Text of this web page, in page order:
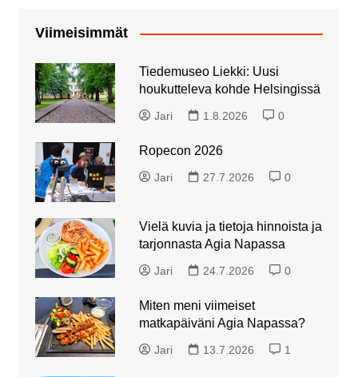
Viimeisimmät
Tiedemuseo Liekki: Uusi
houkutteleva kohde Helsingissä
Jari 1.8.2026 0
Ropecon 2026
Jari 27.7.2026 0
Vielä kuvia ja tietoja hinnoista ja
tarjonnasta Agia Napassa
Jari 24.7.2026 0
Miten meni viimeiset
matkapäiväni Agia Napassa?
Jari 13.7.2026 1